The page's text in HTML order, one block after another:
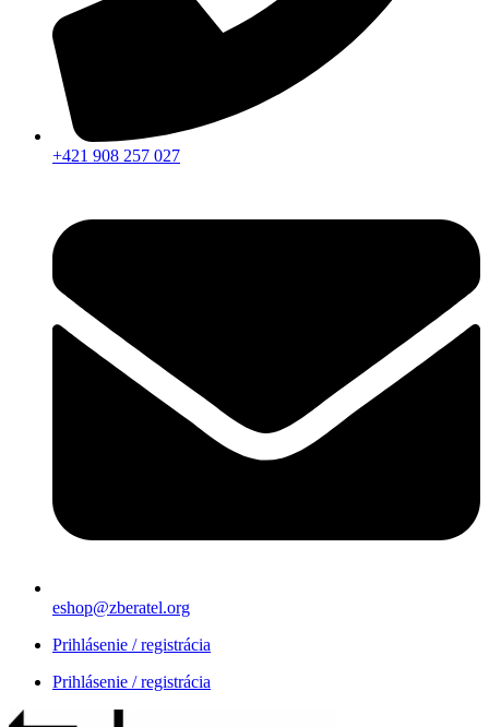
+421 908 257 027
eshop@zberatel.org
Prihlásenie / registrácia
Prihlásenie / registrácia